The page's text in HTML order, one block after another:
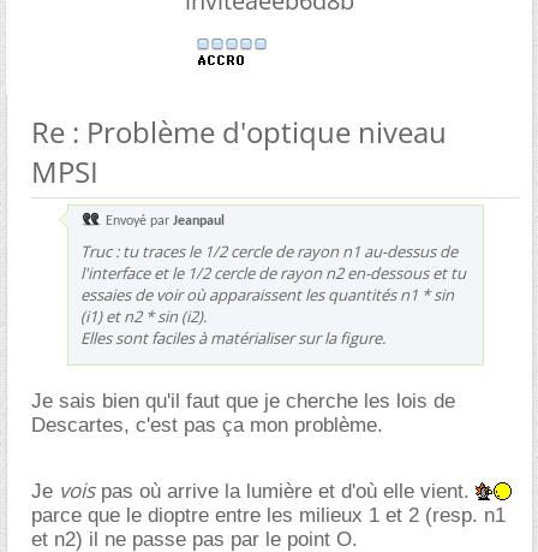
Re : Problème d'optique niveau
MPSI
Envoyé par Jeanpaul
Truc : tu traces le 1/2 cercle de rayon n1 au-dessus de
l'interface et le 1/2 cercle de rayon n2 en-dessous et tu
essaies de voir où apparaissent les quantités n1 * sin
(i1) et n2 * sin (i2).
Elles sont faciles à matérialiser sur la figure.
Je sais bien qu'il faut que je cherche les lois de
Descartes, c'est pas ça mon problème.
Je voispas où arrive la lumière et d'où elle vient.
parce que le dioptre entre les milieux 1 et 2 (resp. n1
et n2) il ne passe pas par le point O.